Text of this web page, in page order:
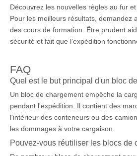
Découvrez les nouvelles règles au fur
Pour les meilleurs résultats, demandez
des cours de formation. Être prudent
sécurité et fait que l'expédition
FAQ
Quel est le but principal d'un bloc
Un bloc de chargement empêche la
pendant l'expédition. Il contient des
l'intérieur des conteneurs ou des
les dommages à votre cargaison.
Pouvez-vous réutiliser les blocs de